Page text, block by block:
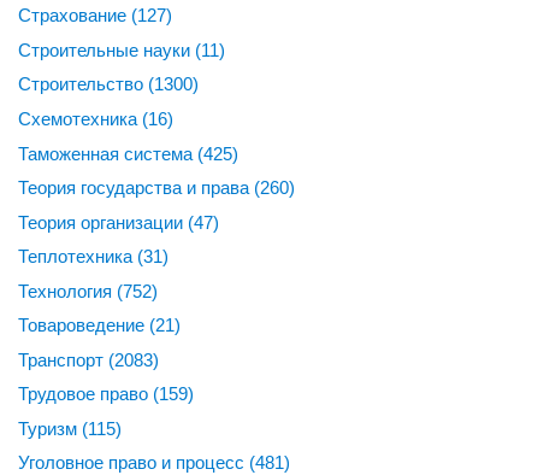
Страхование (127)
Строительные науки (11)
Строительство (1300)
Схемотехника (16)
Таможенная система (425)
Теория государства и права (260)
Теория организации (47)
Теплотехника (31)
Технология (752)
Товароведение (21)
Транспорт (2083)
Трудовое право (159)
Туризм (115)
Уголовное право и процесс (481)